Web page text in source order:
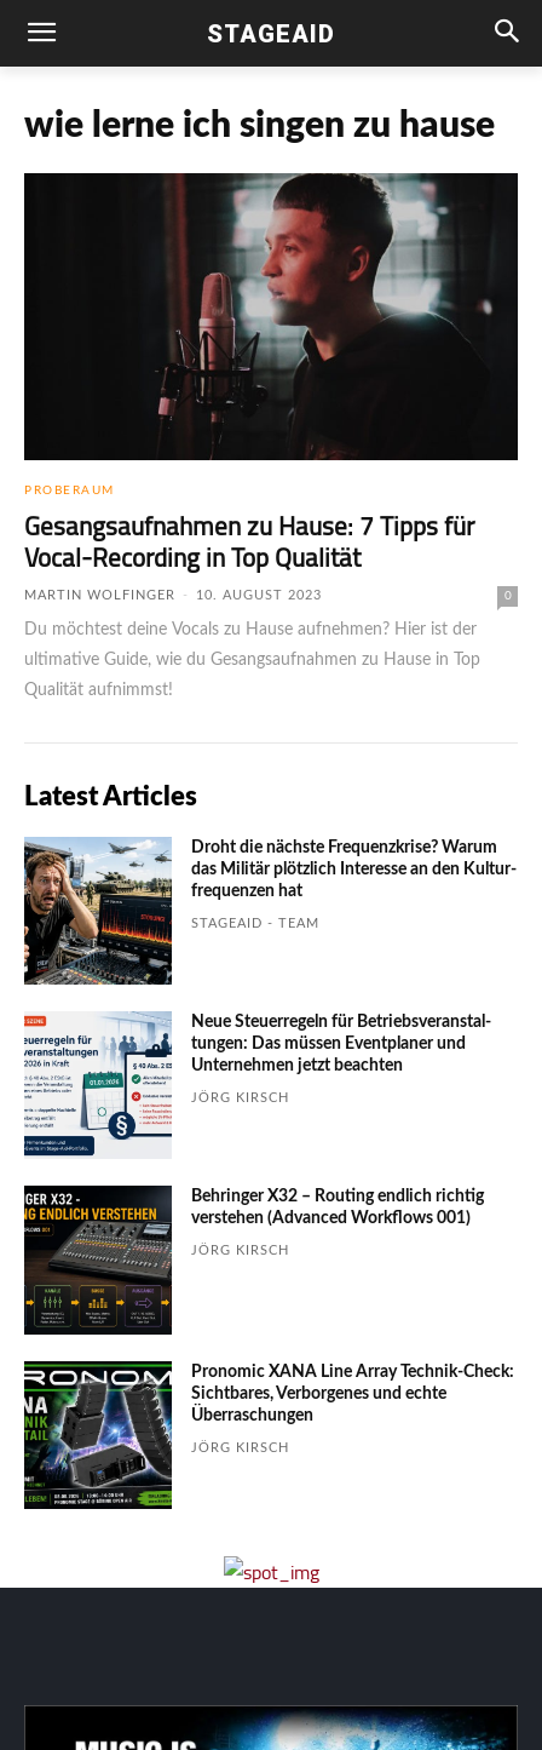
STAGEAID
wie lerne ich singen zu hause
PROBERAUM
Gesangsaufnahmen zu Hause: 7 Tipps für
Vocal-Recording in Top Qualität
MARTIN WOLFINGER - 10. AUGUST 2023 0
Du möchtest deine Vocals zu Hause aufnehmen? Hier ist der
ultimative Guide, wie du Gesangsaufnahmen zu Hause in Top
Qualität aufnimmst!
Latest Articles
Droht die nächste Frequenzkrise? Warum
das Mili­tär plötzlich Inte­resse an den Kultur­
fre­quen­zen hat
STAGEAID - TEAM
Neue Steuerregeln für Betriebs­ver­an­stal­
tungen: Das müssen Event­planer und
Unter­nehmen jetzt beachten
JÖRG KIRSCH
Behringer X32 – Routing endlich richtig
verstehen (Advanced Workflows 001)
JÖRG KIRSCH
Pronomic XANA Line Array Technik-Check:
Sichtbares, Verborgenes und echte
Überraschungen
JÖRG KIRSCH